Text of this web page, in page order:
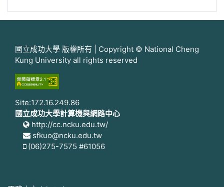
國立成功大學 版權所有 | Copyright © National Cheng
Kung University all rights reserved
Site:172.16.249.86
國立成功大學計算機與網路中心
http://cc.ncku.edu.tw/
sfkuo@ncku.edu.tw
(06)275-7575 #61056